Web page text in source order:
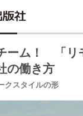
ーム！ 「リ
の働き方
クスタイルの形